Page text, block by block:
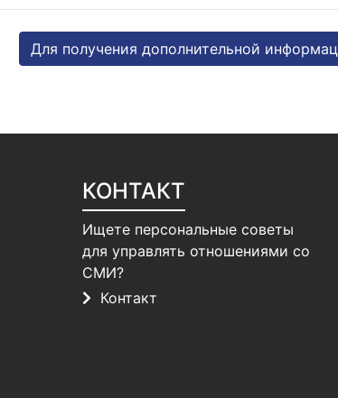
Для получения дополнительной
КОНТАКТ
Ищете персональные советы
для управлять отношениями со
СМИ?
Контакт